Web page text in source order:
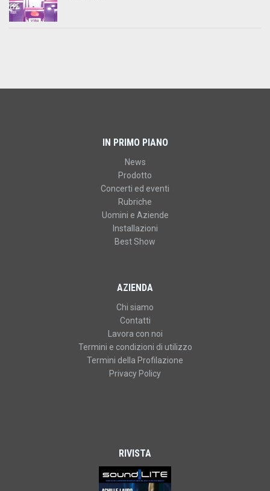
IN PRIMO PIANO
News
Prodotto
Concerti ed eventi
Rubriche
Uomini e Aziende
Installazioni
Best Show
AZIENDA
Chi siamo
Contatti
Lavora con noi
Termini e condizioni di utilizzo
Termini della Profilazione
Privacy Policy
RIVISTA